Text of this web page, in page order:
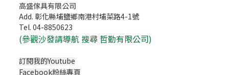
高盛傢具有限公司
Add. 彰化縣埔鹽鄉南港村埔菜路4-1號
Tel. 04-8850623
(參觀沙發請導航 搜尋 哲勤有限公司)
訂閱我的Youtube
Facebook粉絲專頁